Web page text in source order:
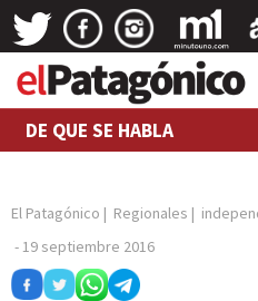
DE QUE SE HABLA
El Patagónico | Regionales |
- 19 septiembre 2016